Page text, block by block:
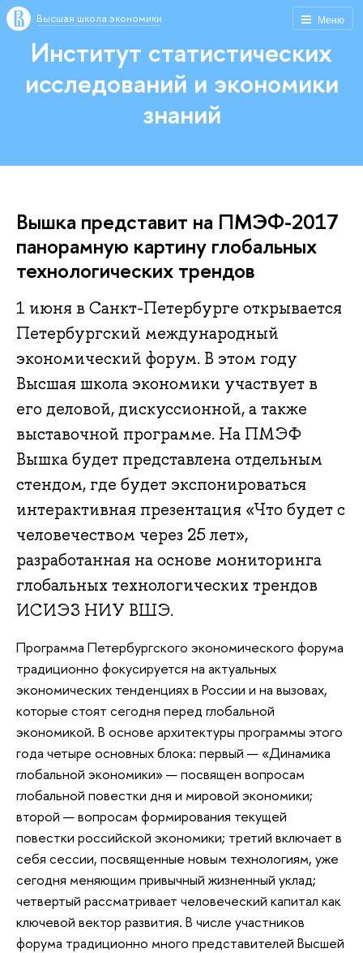
Меню
Высшая школа экономики
Институт статистических
исследований и экономики
знаний
Вышка представит на ПМЭФ-2017
панорамную картину глобальных
технологических трендов
1 июня в Санкт-Петербурге открывается
Петербургский международный
экономический форум. В этом году
Высшая школа экономики участвует в
его деловой, дискуссионной, а также
выставочной программе. На ПМЭФ
Вышка будет представлена отдельным
стендом, где будет экспонироваться
интерактивная презентация «Что будет с
человечеством через 25 лет»,
разработанная на основе мониторинга
глобальных технологических трендов
ИСИЭЗ НИУ ВШЭ.
Программа Петербургского экономического форума
традиционно фокусируется на актуальных
экономических тенденциях в России и на вызовах,
которые стоят сегодня перед глобальной
экономикой. В основе архитектуры программы этого
года четыре основных блока: первый — «Динамика
глобальной экономики» — посвящен вопросам
глобальной повестки дня и мировой экономики;
второй — вопросам формирования текущей
повестки российской экономики; третий включает в
себя сессии, посвященные новым технологиям, уже
сегодня меняющим привычный жизненный уклад;
четвертый рассматривает человеческий капитал как
ключевой вектор развития. В числе участников
форума традиционно много представителей Высшей